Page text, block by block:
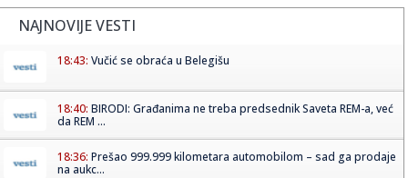
NAJNOVIJE VESTI
18:43: Vučić se obraća u Belegišu
18:40: BIRODI: Građanima ne treba predsednik Saveta REM-a, već
da REM ...
18:36: Prešao 999.999 kilometara automobilom – sad ga prodaje
na aukc...